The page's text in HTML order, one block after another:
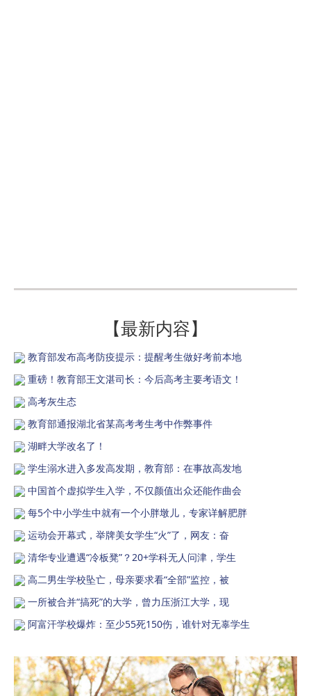
【最新内容】
教育部发布高考防疫提示：提醒考生做好考前本地
重磅！教育部王文湛司长：今后高考主要考语文！
高考灰生态
教育部通报湖北省某高考考生考中作弊事件
湖畔大学改名了！
学生溺水进入多发高发期，教育部：在事故高发地
中国首个虚拟学生入学，不仅颜值出众还能作曲会
每5个中小学生中就有一个小胖墩儿，专家详解肥胖
运动会开幕式，举牌美女学生“火”了，网友：奋
清华专业遭遇“冷板凳”？20+学科无人问津，学生
高二男生学校坠亡，母亲要求看“全部”监控，被
一所被合并“搞死”的大学，曾力压浙江大学，现
阿富汗学校爆炸：至少55死150伤，谁针对无辜学生